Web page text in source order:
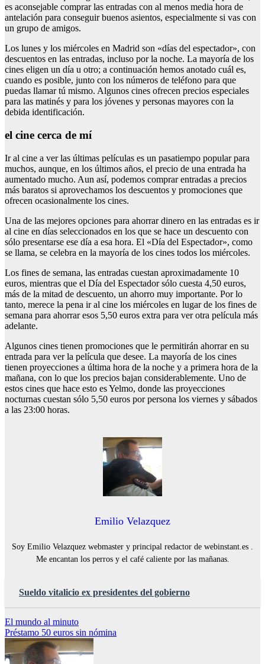
es aconsejable comprar las entradas con al menos media hora de
antelación para conseguir buenos asientos, especialmente si vas con
un grupo de amigos.
Los lunes y los miércoles en Madrid son «días del espectador», con
descuentos en las entradas, incluso por la noche. La mayoría de los
cines eligen un día u otro; a continuación hemos anotado cuál es,
cuando es posible, junto con los números de teléfono para que
puedas llamar tú mismo. Algunos cines ofrecen precios especiales
para las matinés y para los jóvenes y personas mayores con la
debida identificación.
el cine cerca de mí
Ir al cine a ver las últimas películas es un pasatiempo popular para
muchos, aunque, en los últimos años, el precio de una entrada ha
aumentado mucho. Aun así, podemos comprar entradas a precios
más baratos si aprovechamos los descuentos y promociones que
ofrecen ocasionalmente los cines.
Una de las mejores opciones para ahorrar dinero en las entradas es ir
al cine en días seleccionados en los que se hace un descuento con
sólo presentarse ese día a esa hora. El «Día del Espectador», como
se llama, se celebra en la mayoría de los cines todos los miércoles.
Los fines de semana, las entradas cuestan aproximadamente 10
euros, mientras que el Día del Espectador sólo cuesta 4,50 euros,
más de la mitad de descuento, un ahorro muy importante. Por lo
tanto, merece la pena ir al cine los miércoles en lugar de los fines de
semana para ahorrar esos 5,50 euros extra para ver otra película más
adelante.
Algunos cines tienen promociones que le permitirán ahorrar en su
entrada para ver la película que desee. La mayoría de los cines
tienen proyecciones a última hora de la noche y a primera hora de la
mañana, con lo que los precios bajan considerablemente. Uno de
estos cines que hace esto es Yelmo, donde las proyecciones
nocturnas cuestan sólo 5,50 euros por persona los viernes y sábados
a las 23:00 horas.
Emilio Velazquez
Soy Emilio Velazquez webmaster y principal redactor de webinstant.es .
Me encantan los perros y el café caliente por las mañanas.
Sueldo vitalicio ex presidentes del gobierno
Navegación
de
entradas
El mundo al minuto
Préstamo 50 euros sin nómina